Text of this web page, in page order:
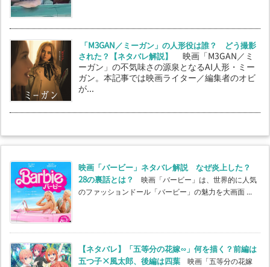
「M3GAN／ミーガン」の人形役は誰？ どう撮影
された？【ネタバレ解説】
映画「M3GAN／ミ
ーガン」の不気味さの源泉となるAI人形・ミー
ガン。本記事では映画ライター／編集者のオビ
が...
映画「バービー」ネタバレ解説 なぜ炎上した？
28の裏話とは？
映画「バービー」は、世界的に人気
のファッションドール「バービー」の魅力を大画面 ...
【ネタバレ】「五等分の花嫁∽」何を描く？前編は
五つ子×風太郎、後編は四葉 映画「五等分の花嫁